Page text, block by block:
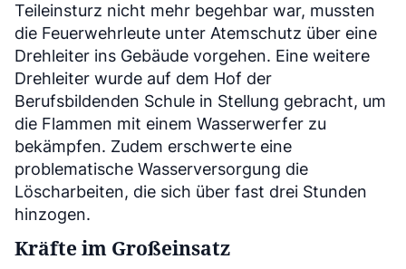
Teileinsturz nicht mehr begehbar war, mussten
die Feuerwehrleute unter Atemschutz über eine
Drehleiter ins Gebäude vorgehen. Eine weitere
Drehleiter wurde auf dem Hof der
Berufsbildenden Schule in Stellung gebracht, um
die Flammen mit einem Wasserwerfer zu
bekämpfen. Zudem erschwerte eine
problematische Wasserversorgung die
Löscharbeiten, die sich über fast drei Stunden
hinzogen.
Kräfte im Großeinsatz